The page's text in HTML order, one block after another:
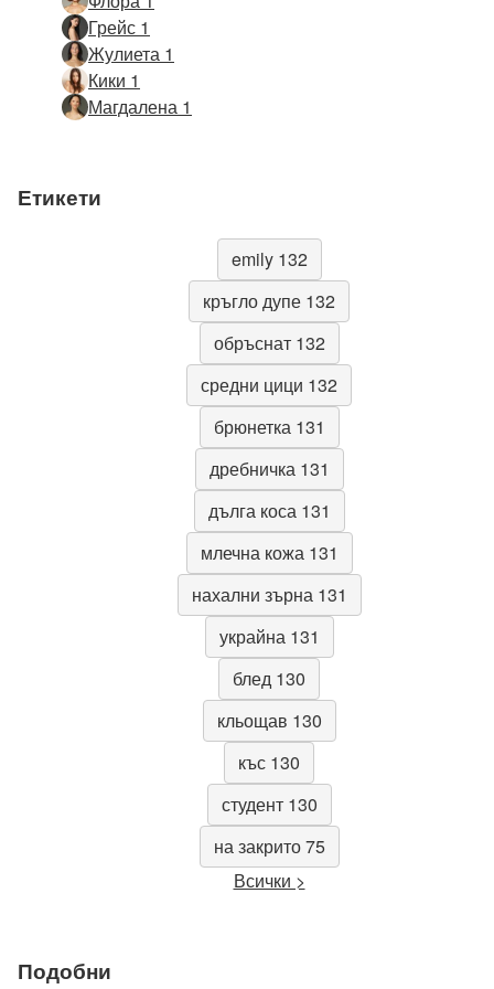
Грейс 1
Жулиета 1
Кики 1
Магдалена 1
Етикети
emily 132
кръгло дупе 132
обръснат 132
средни цици 132
брюнетка 131
дребничка 131
дълга коса 131
млечна кожа 131
нахални зърна 131
украйна 131
блед 130
кльощав 130
къс 130
студент 130
на закрито 75
Всички >
Подобни